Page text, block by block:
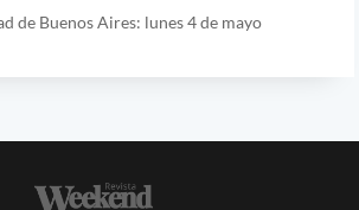
de Buenos Aires: lunes 4 de mayo